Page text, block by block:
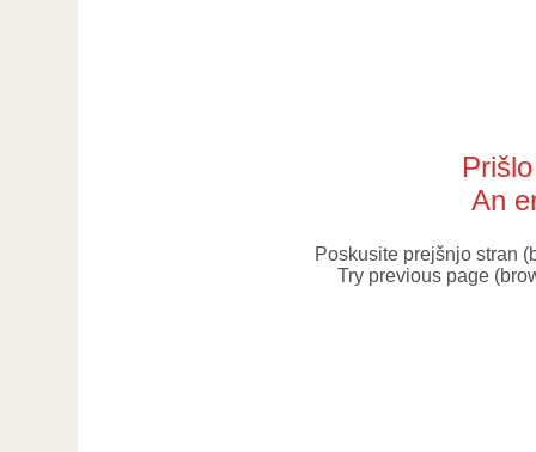
An
Poskusite prejšnjo stran
Try previous page